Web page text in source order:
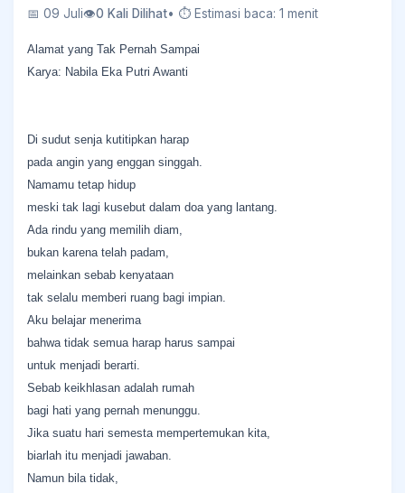
📅 09 Juli👁0 Kali Dilihat• ⏱ Estimasi baca: 1 menit
Alamat yang Tak Pernah Sampai
Karya: Nabila Eka Putri Awanti
Di sudut senja kutitipkan harap
pada angin yang enggan singgah.
Namamu tetap hidup
meski tak lagi kusebut dalam doa yang lantang.
Ada rindu yang memilih diam,
bukan karena telah padam,
melainkan sebab kenyataan
tak selalu memberi ruang bagi impian.
Aku belajar menerima
bahwa tidak semua harap harus sampai
untuk menjadi berarti.
Sebab keikhlasan adalah rumah
bagi hati yang pernah menunggu.
Jika suatu hari semesta mempertemukan kita,
biarlah itu menjadi jawaban.
Namun bila tidak,